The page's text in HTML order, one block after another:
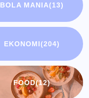
BOLA MANIA(13)
EKONOMI(204)
FOOD(12)